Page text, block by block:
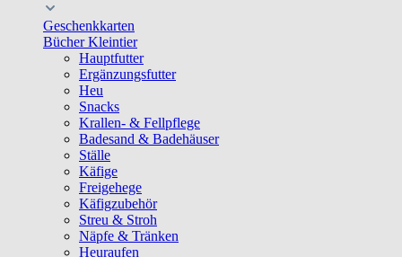
Geschenkkarten
Bücher Kleintier
Hauptfutter
Ergänzungsfutter
Heu
Snacks
Krallen- & Fellpflege
Badesand & Badehäuser
Ställe
Käfige
Freigehege
Käfigzubehör
Streu & Stroh
Näpfe & Tränken
Heuraufen